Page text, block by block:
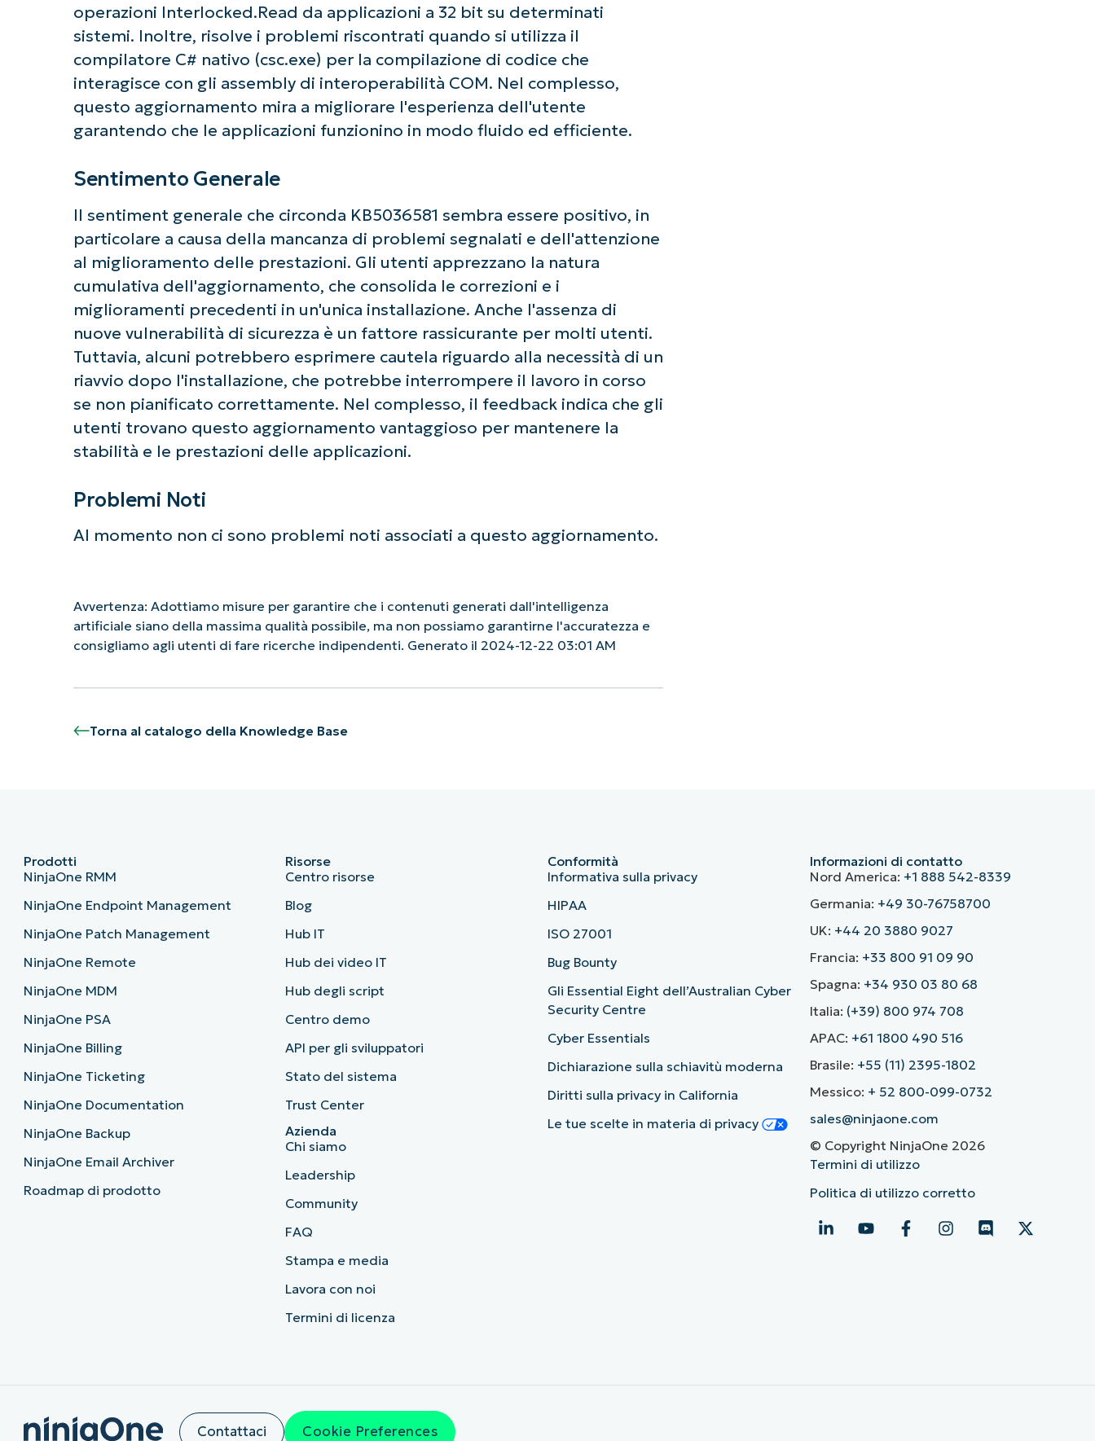
operazioni Interlocked.Read da applicazioni a 32 bit su determinati
sistemi. Inoltre, risolve i problemi riscontrati quando si utilizza il
compilatore C# nativo (csc.exe) per la compilazione di codice che
interagisce con gli assembly di interoperabilità COM. Nel complesso,
questo aggiornamento mira a migliorare l'esperienza dell'utente
garantendo che le applicazioni funzionino in modo fluido ed efficiente.
Sentimento Generale
Il sentiment generale che circonda KB5036581 sembra essere positivo, in
particolare a causa della mancanza di problemi segnalati e dell'attenzione
al miglioramento delle prestazioni. Gli utenti apprezzano la natura
cumulativa dell'aggiornamento, che consolida le correzioni e i
miglioramenti precedenti in un'unica installazione. Anche l'assenza di
nuove vulnerabilità di sicurezza è un fattore rassicurante per molti utenti.
Tuttavia, alcuni potrebbero esprimere cautela riguardo alla necessità di un
riavvio dopo l'installazione, che potrebbe interrompere il lavoro in corso
se non pianificato correttamente. Nel complesso, il feedback indica che gli
utenti trovano questo aggiornamento vantaggioso per mantenere la
stabilità e le prestazioni delle applicazioni.
Problemi Noti
Al momento non ci sono problemi noti associati a questo aggiornamento.
Avvertenza: Adottiamo misure per garantire che i contenuti generati dall'intelligenza
artificiale siano della massima qualità possibile, ma non possiamo garantirne l'accuratezza e
consigliamo agli utenti di fare ricerche indipendenti. Generato il 2024-12-22 03:01 AM
Torna al catalogo della Knowledge Base
Paese
Company
name*
Prodotti
NinjaOne RMM
NinjaOne Endpoint Management
NinjaOne Patch Management
NinjaOne Remote
NinjaOne MDM
NinjaOne PSA
NinjaOne Billing
NinjaOne Ticketing
NinjaOne Documentation
NinjaOne Backup
NinjaOne Email Archiver
Roadmap di prodotto
Risorse
Centro risorse
Blog
Hub IT
Hub dei video IT
Hub degli script
Centro demo
API per gli sviluppatori
Stato del sistema
Trust Center
Azienda
Chi siamo
Leadership
Community
FAQ
Stampa e media
Lavora con noi
Termini di licenza
Conformità
Informativa sulla privacy
HIPAA
ISO 27001
Bug Bounty
Gli Essential Eight dell’Australian Cyber
Security Centre
Cyber Essentials
Dichiarazione sulla schiavitù moderna
Diritti sulla privacy in California
Le tue scelte in materia di privacy
Informazioni di contatto
Nord America: +1 888 542-8339
Germania: +49 30-76758700
UK: +44 20 3880 9027
Francia: +33 800 91 09 90
Spagna: +34 930 03 80 68
Italia: (+39) 800 974 708
APAC: +61 1800 490 516
Brasile: +55 (11) 2395-1802
Messico: + 52 800-099-0732
sales@ninjaone.com
© Copyright NinjaOne 2026
Termini di utilizzo
Politica di utilizzo corretto
Contattaci Cookie Preferences